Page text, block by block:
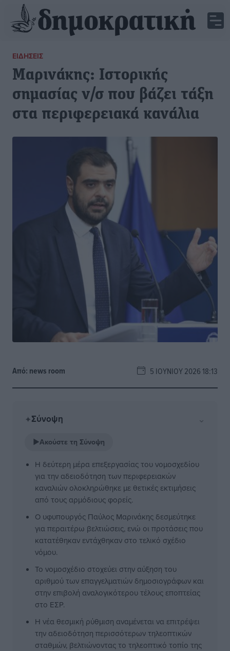
ΕΙΔΉΣΕΙΣ
Μαρινάκης: Ιστορικής
σημασίας ν/σ που βάζει τάξη
στα περιφερειακά κανάλια
Από: news room 5 ΙΟΥΝΊΟΥ 2026 18:13
✦Σύνοψη ⌄
▶Ακούστε τη Σύνοψη
Η δεύτερη μέρα επεξεργασίας του νομοσχεδίου
για την αδειοδότηση των περιφερειακών
καναλιών ολοκληρώθηκε με θετικές εκτιμήσεις
από τους αρμόδιους φορείς.
Ο υφυπουργός Παύλος Μαρινάκης δεσμεύτηκε
για περαιτέρω βελτιώσεις, ενώ οι προτάσεις που
κατατέθηκαν εντάχθηκαν στο τελικό σχέδιο
νόμου.
Το νομοσχέδιο στοχεύει στην αύξηση του
αριθμού των επαγγελματιών δημοσιογράφων και
στην επιβολή αναλογικότερου τέλους εποπτείας
στο ΕΣΡ.
Η νέα θεσμική ρύθμιση αναμένεται να επιτρέψει
την αδειοδότηση περισσότερων τηλεοπτικών
σταθμών, βελτιώνοντας το τηλεοπτικό τοπίο της